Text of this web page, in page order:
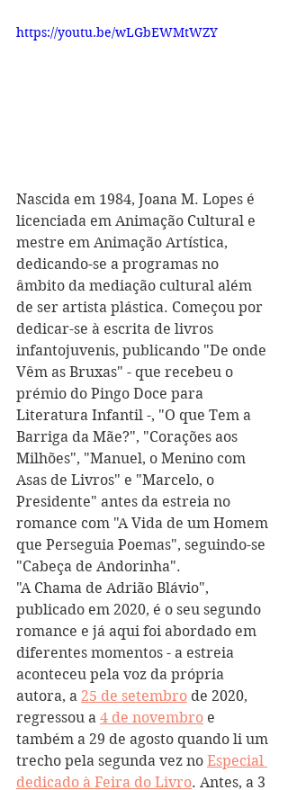
https://youtu.be/wLGbEWMtWZY
Nascida em 1984, Joana M. Lopes é
licenciada em Animação Cultural e
mestre em Animação Artística,
dedicando-se a programas no
âmbito da mediação cultural além
de ser artista plástica. Começou por
dedicar-se à escrita de livros
infantojuvenis, publicando "De onde
Vêm as Bruxas" - que recebeu o
prémio do Pingo Doce para
Literatura Infantil -, "O que Tem a
Barriga da Mãe?", "Corações aos
Milhões", "Manuel, o Menino com
Asas de Livros" e "Marcelo, o
Presidente" antes da estreia no
romance com "A Vida de um Homem
que Perseguia Poemas", seguindo-se
"Cabeça de Andorinha".
"A Chama de Adrião Blávio",
publicado em 2020, é o seu segundo
romance e já aqui foi abordado em
diferentes momentos - a estreia
aconteceu pela voz da própria
autora, a 25 de setembro de 2020,
regressou a 4 de novembro e
também a 29 de agosto quando li um
trecho pela segunda vez no Especial
dedicado à Feira do Livro. Antes, a 3